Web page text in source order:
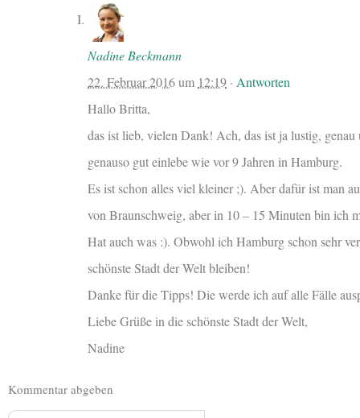
Nadine Beckmann
22. Februar 2016um 12:19 · Antworten
Hallo Britta,
das ist lieb, vielen Dank! Ach, das ist ja lustig,
genauso gut einlebe wie vor 9 Jahren in Hamburg.
Es ist schon alles viel kleiner ;). Aber dafür ist man
von Braunschweig, aber in 10 – 15 Minuten bin ich
Hat auch was :). Obwohl ich Hamburg schon sehr
schönste Stadt der Welt bleiben!
Danke für die Tipps! Die werde ich auf alle Fälle
Liebe Grüße in die schönste Stadt der Welt,
Nadine
Kommentar abgeben